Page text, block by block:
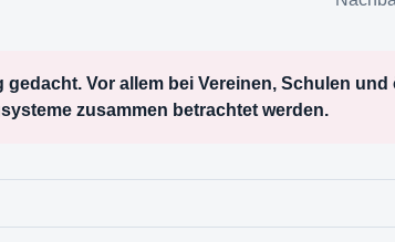
gedacht. Vor allem bei Vereinen, Schulen
zusammen betrachtet werden.